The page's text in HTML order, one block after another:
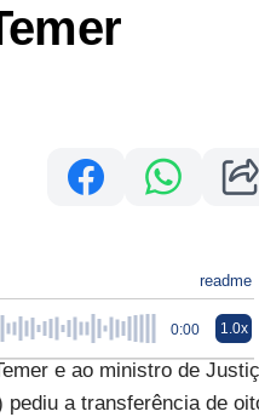
readme
0:00 1.0x
e ao ministro de
a transferência de